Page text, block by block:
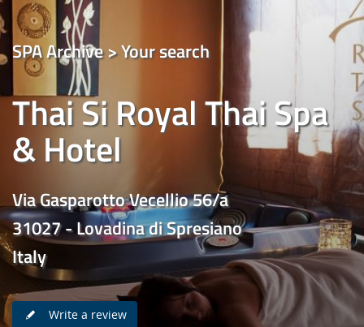
SPA Archive > Your search
Thai Si Royal Thai Spa
& Hotel
Via Gasparotto Vecellio 56/a
31027 - Lovadina di Spresiano
Italy
Write a review